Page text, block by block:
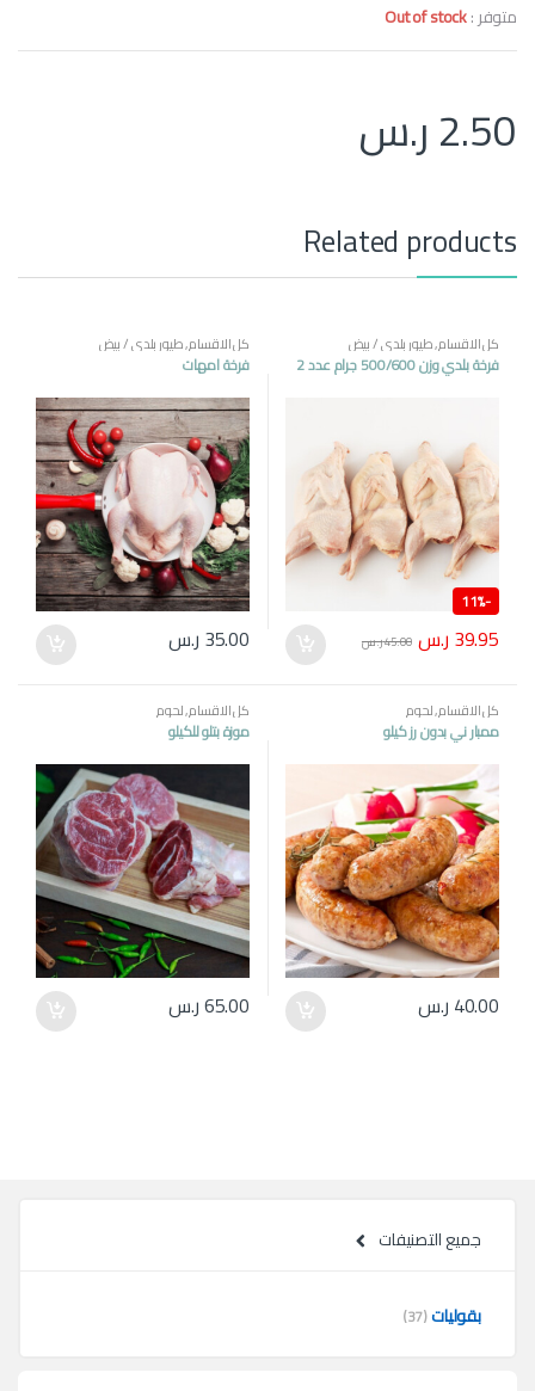
متوفر :Out of stock
2.50ر.س
Related products
كل الاقسام,طيور بلدي / بيض
فرخة بلدي وزن 500/600 جرام عدد 2
-
11%
39.95 ر.س 45.00ر.س
كل الاقسام,طيور بلدي / بيض
فرخة امهات
35.00 ر.س
كل الاقسام,لحوم
ممبار ني بدون رز كيلو
40.00 ر.س
كل الاقسام,لحوم
موزة بتلو للكيلو
65.00ر.س
جميع التصنيفات
بقوليات(37)